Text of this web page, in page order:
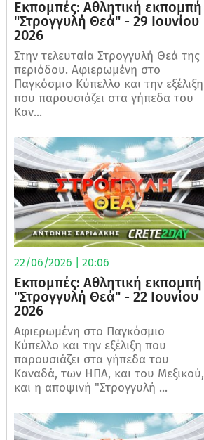
Εκπομπές: Αθλητική εκπομπή
"Στρογγυλή Θεά" - 29 Ιουνίου
2026
Στην τελευταία Στρογγυλή Θεά της
περιόδου. Αφιερωμένη στο
Παγκόσμιο Κύπελλο και την εξέλιξη
που παρουσιάζει στα γήπεδα του
Καν...
22/06/2026 | 20:06
Εκπομπές: Αθλητική εκπομπή
"Στρογγυλή Θεά" - 22 Ιουνίου
2026
Αφιερωμένη στο Παγκόσμιο
Κύπελλο και την εξέλιξη που
παρουσιάζει στα γήπεδα του
Καναδά, των ΗΠΑ, και του Μεξικού,
και η αποψινή "Στρογγυλή ...